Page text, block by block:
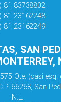
81 83738802
81 23162248
81 23162249
SAN
Ote. (casi
66268, San
N.L.